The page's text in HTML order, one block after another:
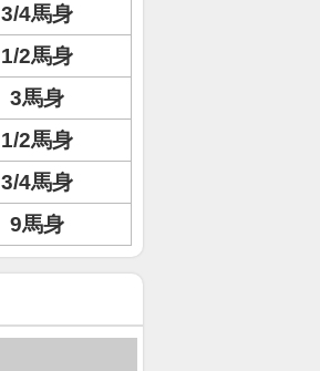
3/4馬身
1/2馬身
3馬身
1/2馬身
3/4馬身
9馬身